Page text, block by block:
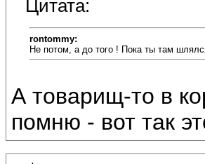
Цитата:
rontommy:
Не потом, а до того ! Пока ты там
А товарищ-то в
помню - вот так